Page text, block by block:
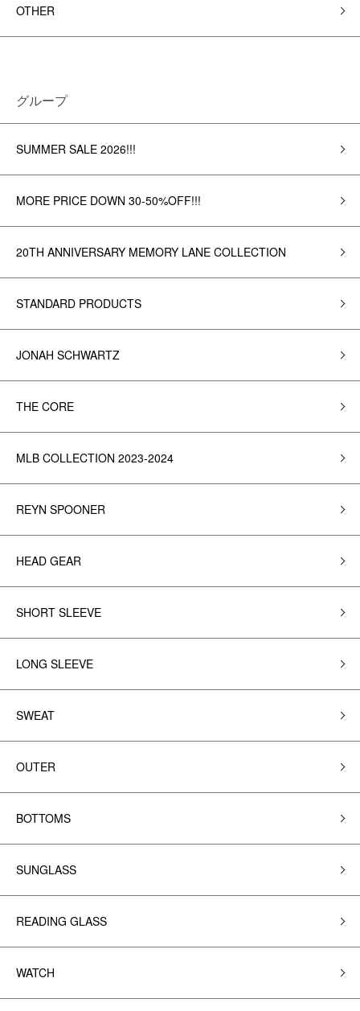
OTHER
グループ
SUMMER SALE 2026!!!
MORE PRICE DOWN 30-50%OFF!!!
20TH ANNIVERSARY MEMORY LANE COLLECTION
STANDARD PRODUCTS
JONAH SCHWARTZ
THE CORE
MLB COLLECTION 2023-2024
REYN SPOONER
HEAD GEAR
SHORT SLEEVE
LONG SLEEVE
SWEAT
OUTER
BOTTOMS
SUNGLASS
READING GLASS
WATCH